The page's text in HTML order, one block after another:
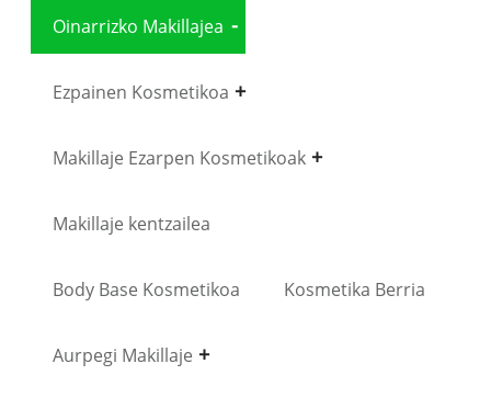
Oinarrizko Makillajea
Ezpainen Kosmetikoa
Makillaje Ezarpen Kosmetikoak
Makillaje kentzailea
Body Base Kosmetikoa Kosmetika Berria
Aurpegi Makillaje